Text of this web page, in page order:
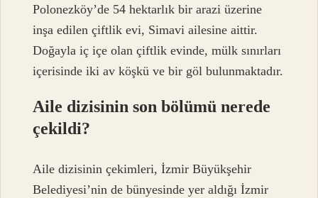
Polonezköy’de 54 hektarlık bir arazi üzerine
inşa edilen çiftlik evi, Simavi ailesine aittir.
Doğayla iç içe olan çiftlik evinde, mülk sınırları
içerisinde iki av köşkü ve bir göl bulunmaktadır.
Aile dizisinin son bölümü nerede
çekildi?
Aile dizisinin çekimleri, İzmir Büyükşehir
Belediyesi’nin de bünyesinde yer aldığı İzmir